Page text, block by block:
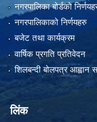
नगरपालिका बोर्डको
नगरपालिकाको निर्णयहरु
बजेट तथा कार्यक्रम
वार्षिक प्रगति प्रतिवेदन
शिलबन्दी बोलपत्र आह्वान
लिंक